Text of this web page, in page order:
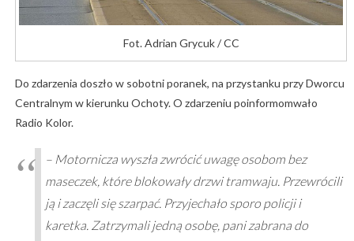
Fot. Adrian Grycuk / CC
Do zdarzenia doszło w sobotni poranek, na przystanku przy Dworcu
Centralnym w kierunku Ochoty. O zdarzeniu poinformomwało
Radio Kolor.
– Motornicza wyszła zwrócić uwagę osobom bez
maseczek, które blokowały drzwi tramwaju. Przewrócili
ją i zaczęli się szarpać. Przyjechało sporo policji i
karetka. Zatrzymali jedną osobę, pani zabrana do